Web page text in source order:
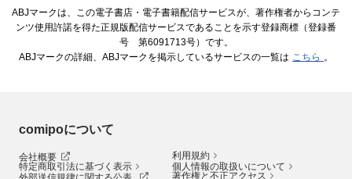
ABJマークは、この電子書店・電子書籍配信サービスが、著作権者からコンテ
ンツ使用許諾を得た正規版配信サービスであることを示す登録商標（登録番
号 第6091713号）です。
ABJマークの詳細、ABJマークを掲示しているサービスの一覧は こちら 。
comipoについて
会社概要
利用規約
特定商取引法に基づく表示
個人情報の取扱いについて
著作権と不正アクセス